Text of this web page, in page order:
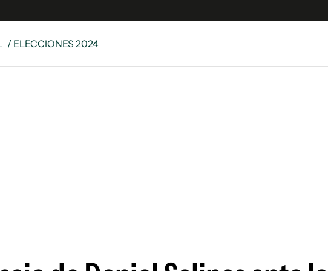
/ ELECCIONES 2024